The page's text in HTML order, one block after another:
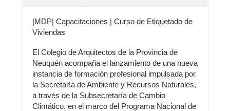
|MDP| Capacitaciones | Curso de Etiquetado de
Viviendas
El Colegio de Arquitectos de la Provincia de
Neuquén acompaña el lanzamiento de una nueva
instancia de formación profesional impulsada por
la Secretaría de Ambiente y Recursos Naturales,
a través de la Subsecretaría de Cambio
Climático, en el marco del Programa Nacional de